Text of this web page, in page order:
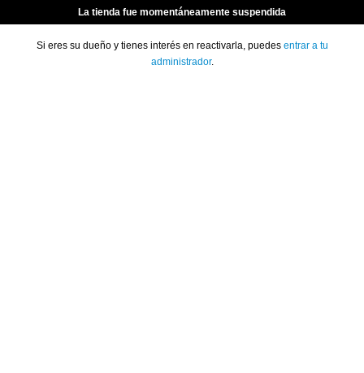
La tienda fue momentáneamente suspendida
Si eres su dueño y tienes interés en reactivarla, puedes entrar a tu
administrador.